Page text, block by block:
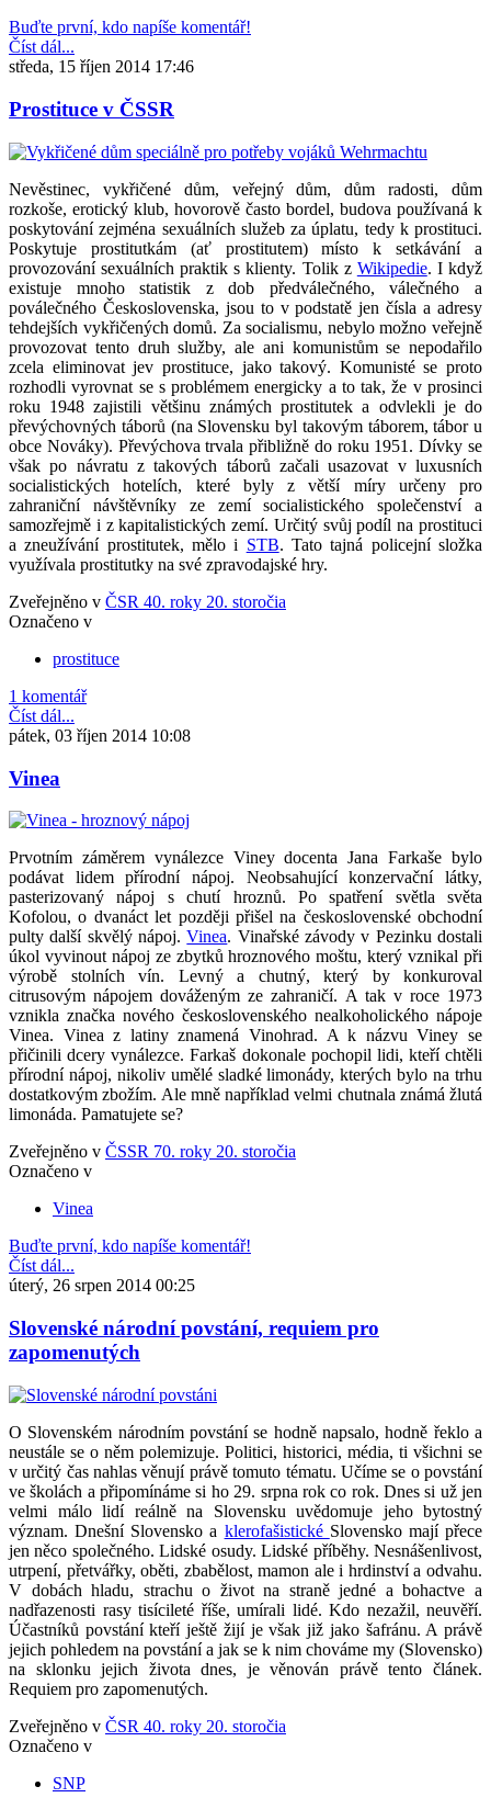
Buďte první, kdo napíše komentář!
Číst dál...
středa, 15 říjen 2014 17:46
Prostituce v ČSSR
Nevěstinec, vykřičené dům, veřejný dům, dům radosti, dům
rozkoše, erotický klub, hovorově často bordel, budova používaná k
poskytování zejména sexuálních služeb za úplatu, tedy k prostituci.
Poskytuje prostitutkám (ať prostitutem) místo k setkávání a
provozování sexuálních praktik s klienty. Tolik z Wikipedie. I když
existuje mnoho statistik z dob předválečného, válečného a
poválečného Československa, jsou to v podstatě jen čísla a adresy
tehdejších vykřičených domů. Za socialismu, nebylo možno veřejně
provozovat tento druh služby, ale ani komunistům se nepodařilo
zcela eliminovat jev prostituce, jako takový. Komunisté se proto
rozhodli vyrovnat se s problémem energicky a to tak, že v prosinci
roku 1948 zajistili většinu známých prostitutek a odvlekli je do
převýchovných táborů (na Slovensku byl takovým táborem, tábor u
obce Nováky). Převýchova trvala přibližně do roku 1951. Dívky se
však po návratu z takových táborů začali usazovat v luxusních
socialistických hotelích, které byly z větší míry určeny pro
zahraniční návštěvníky ze zemí socialistického společenství a
samozřejmě i z kapitalistických zemí. Určitý svůj podíl na prostituci
a zneužívání prostitutek, mělo i STB. Tato tajná policejní složka
využívala prostitutky na své zpravodajské hry.
Zveřejněno v ČSR 40. roky 20. storočia
Označeno v
prostituce
1 komentář
Číst dál...
pátek, 03 říjen 2014 10:08
Vinea
Prvotním záměrem vynálezce Viney docenta Jana Farkaše bylo
podávat lidem přírodní nápoj. Neobsahující konzervační látky,
pasterizovaný nápoj s chutí hroznů. Po spatření světla světa
Kofolou, o dvanáct let později přišel na československé obchodní
pulty další skvělý nápoj.Vinea. Vinařské závody v Pezinku dostali
úkol vyvinout nápoj ze zbytků hroznového moštu, který vznikal při
výrobě stolních vín. Levný a chutný, který by konkuroval
citrusovým nápojem dováženým ze zahraničí. A tak v roce 1973
vznikla značka nového československého nealkoholického nápoje
Vinea. Vinea z latiny znamená Vinohrad. A k názvu Viney se
přičinili dcery vynálezce. Farkaš dokonale pochopil lidi, kteří chtěli
přírodní nápoj, nikoliv umělé sladké limonády, kterých bylo na trhu
dostatkovým zbožím. Ale mně například velmi chutnala známá žlutá
limonáda. Pamatujete se?
Zveřejněno v ČSSR 70. roky 20. storočia
Označeno v
Vinea
Buďte první, kdo napíše komentář!
Číst dál...
úterý, 26 srpen 2014 00:25
Slovenské národní povstání, requiem pro
zapomenutých
O Slovenském národním povstání se hodně napsalo, hodně řeklo a
neustále se o něm polemizuje. Politici, historici, média, ti všichni se
v určitý čas nahlas věnují právě tomuto tématu. Učíme se o povstání
ve školách a připomínáme si ho 29. srpna rok co rok. Dnes si už jen
velmi málo lidí reálně na Slovensku uvědomuje jeho bytostný
význam. Dnešní Slovensko a klerofašistické Slovensko mají přece
jen něco společného. Lidské osudy. Lidské příběhy. Nesnášenlivost,
utrpení, přetvářky, oběti, zbabělost, mamon ale i hrdinství a odvahu.
V dobách hladu, strachu o život na straně jedné a bohactve a
nadřazenosti rasy tisícileté říše, umírali lidé. Kdo nezažil, neuvěří.
Účastníků povstání kteří ještě žijí je však již jako šafránu. A právě
jejich pohledem na povstání a jak se k nim chováme my (Slovensko)
na sklonku jejich života dnes, je věnován právě tento článek.
Requiem pro zapomenutých.
Zveřejněno v ČSR 40. roky 20. storočia
Označeno v
SNP